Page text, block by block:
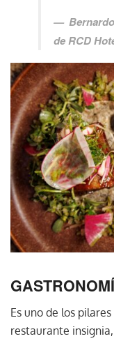
de RCD
Es uno de los
restaurante